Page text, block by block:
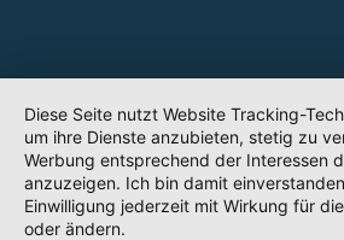
Diese Seite nutzt Website Tracking-
um ihre Dienste anzubieten, stetig zu
Werbung entsprechend der Interessen
anzuzeigen. Ich bin damit
Einwilligung jederzeit mit Wirkung für
oder ändern.